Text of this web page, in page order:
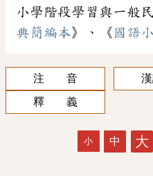
小學階段學習與一般
典簡編本》、《 國語
注 音
釋 義
小 中 大